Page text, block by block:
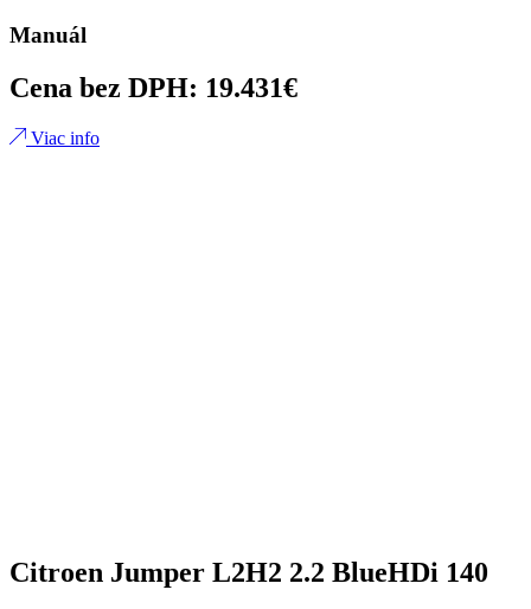
Manuál
Cena bez DPH: 19.431€
Viac info
Citroen Jumper L2H2 2.2 BlueHDi 140